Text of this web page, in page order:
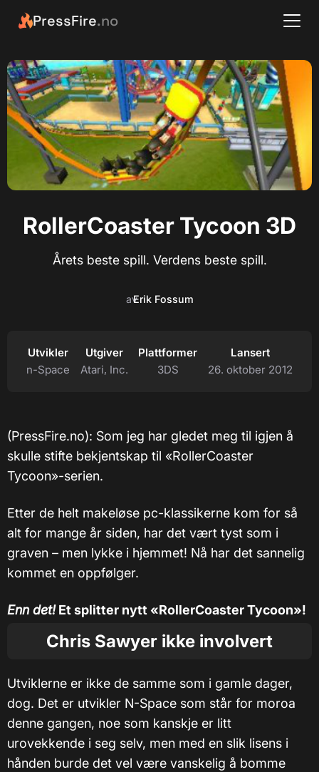
PressFire.no
RollerCoaster Tycoon 3D
Årets beste spill. Verdens beste spill.
avErik Fossum
Utvikler
n-Space
Utgiver
Atari, Inc.
Plattformer
3DS
Lansert
26. oktober 2012
(PressFire.no): Som jeg har gledet meg til igjen å
skulle stifte bekjentskap til «RollerCoaster
Tycoon»-serien.
Etter de helt makeløse pc-klassikerne kom for så
alt for mange år siden, har det vært tyst som i
graven – men lykke i hjemmet! Nå har det sannelig
kommet en oppfølger.
Enn det!Et splitter nytt «RollerCoaster Tycoon»!
Chris Sawyer ikke involvert
Utviklerne er ikke de samme som i gamle dager,
dog. Det er utvikler N-Space som står for moroa
denne gangen, noe som kanskje er litt
urovekkende i seg selv, men med en slik lisens i
hånden burde det vel være vanskelig å bomme